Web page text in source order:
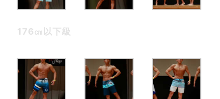
176㎝以下級